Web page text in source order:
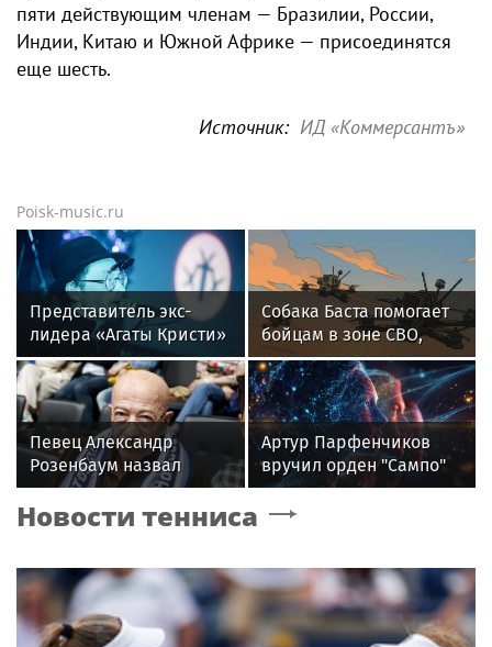
пяти действующим членам — Бразилии, России,
Индии, Китаю и Южной Африке — присоединятся
еще шесть.
Источник: ИД «Коммерсантъ»
Poisk-music.ru
Представитель экс-
лидера «Агаты Кристи»
Глеба Самойлова
заявила о травле
артиста
Собака Баста помогает
бойцам в зоне СВО,
предупреждая о дронах
ВСУ
Певец Александр
Розенбаум назвал
Любовь Орлову
настоящей звездой
Артур Парфенчиков
вручил орден "Сампо"
семье Бориса Одлиса
Новости тенниса